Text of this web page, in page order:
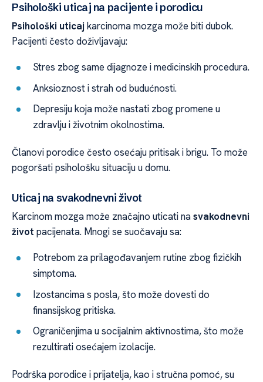
Psihološki uticaj na pacijente i porodicu
Psihološki uticaj karcinoma mozga može biti dubok.
Pacijenti često doživljavaju:
Stres zbog same dijagnoze i medicinskih procedura.
Anksioznost i strah od budućnosti.
Depresiju koja može nastati zbog promene u
zdravlju i životnim okolnostima.
Članovi porodice često osećaju pritisak i brigu. To može
pogoršati psihološku situaciju u domu.
Uticaj na svakodnevni život
Karcinom mozga može značajno uticati nasvakodnevni
život pacijenata. Mnogi se suočavaju sa:
Potrebom za prilagođavanjem rutine zbog fizičkih
simptoma.
Izostancima s posla, što može dovesti do
finansijskog pritiska.
Ograničenjima u socijalnim aktivnostima, što može
rezultirati osećajem izolacije.
Podrška porodice i prijatelja, kao i stručna pomoć, su